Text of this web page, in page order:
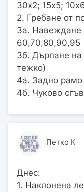
30х2; 15х5;
2. Гребане от
3а. Навеждане
60,70,80,90,95
3б. Дърпане на
тежко)
4а. Задно рамо
4б. Чуково
Петко К
Днес:
1. Наклонена